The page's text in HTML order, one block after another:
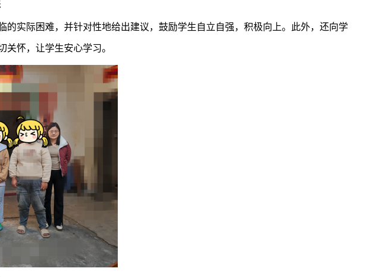
实际困难，并针对性地给出建议，鼓励学生自立自强，积极向上。此外，还向学
怀，让学生安心学习。